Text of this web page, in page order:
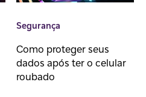
Segurança
Como proteger seus
dados após ter o celular
roubado